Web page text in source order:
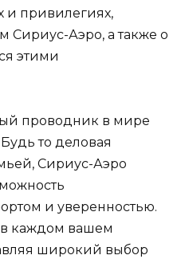
и привилегиях,
Сириус-Аэро, а также о
этими
проводник в мире
то деловая
Сириус-Аэро
и уверенностью.
каждом вашем
широкий выбор